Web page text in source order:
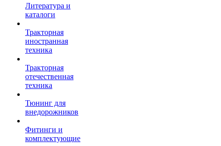
Литература и
каталоги
Тракторная
иностранная
техника
Тракторная
отечественная
техника
Тюнинг для
внедорожников
Фитинги и
комплектующие